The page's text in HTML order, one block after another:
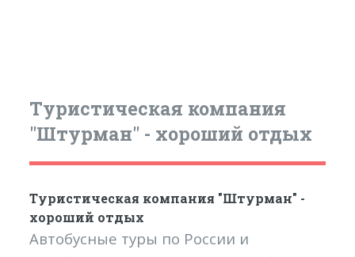
Туристическая компания
"Штурман" - хороший отдых
Туристическая компания "Штурман" -
хороший отдых
Автобусные туры по России и